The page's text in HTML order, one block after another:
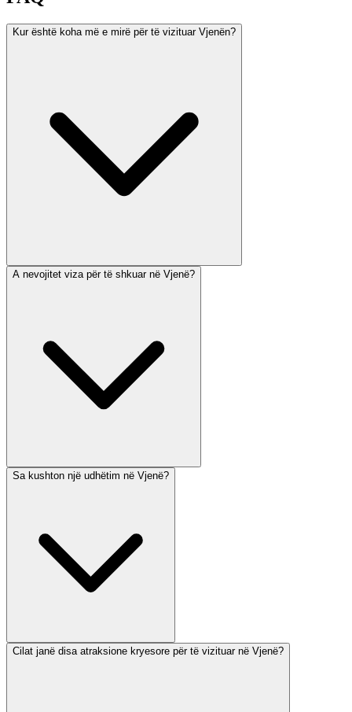
Kur është koha më e mirë për të vizituar Vjenën?
A nevojitet viza për të shkuar në Vjenë?
Sa kushton një udhëtim në Vjenë?
Cilat janë disa atraksione kryesore për të vizituar në Vjenë?